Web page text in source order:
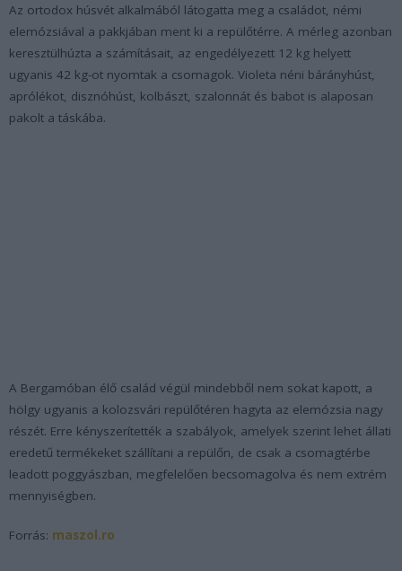
Az ortodox húsvét alkalmából látogatta meg a családot, némi
elemózsiával a pakkjában ment ki a repülőtérre. A mérleg azonban
keresztülhúzta a számításait, az engedélyezett 12 kg helyett
ugyanis 42 kg-ot nyomtak a csomagok. Violeta néni bárányhúst,
aprólékot, disznóhúst, kolbászt, szalonnát és babot is alaposan
pakolt a táskába.
A Bergamóban élő család végül mindebből nem sokat kapott, a
hölgy ugyanis a kolozsvári repülőtéren hagyta az elemózsia nagy
részét. Erre kényszerítették a szabályok, amelyek szerint lehet állati
eredetű termékeket szállítani a repülőn, de csak a csomagtérbe
leadott poggyászban, megfelelően becsomagolva és nem extrém
mennyiségben.
Forrás: maszol.ro